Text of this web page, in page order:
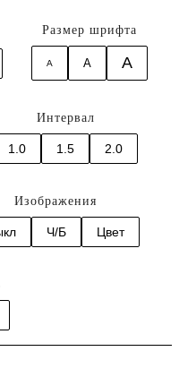
Размер шрифта
A A A
Интервал
1.0 1.5 2.0
Изображения
Ч/Б Цвет